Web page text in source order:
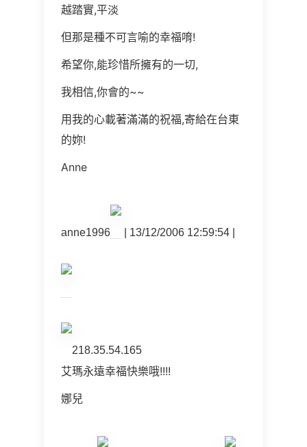
越踏實,平淡
但那是種不可言喻的幸福唷!
希望你,能珍惜所擁有的一切,
我相信,你會的~~
用我的心載著滿滿的祝福,寄給在台東
的妳!
Anne
anne1996 | 13/12/2006 12:59:54 |
218.35.54.165
艾瑪永遠幸福快樂哦!!!!
娜兒